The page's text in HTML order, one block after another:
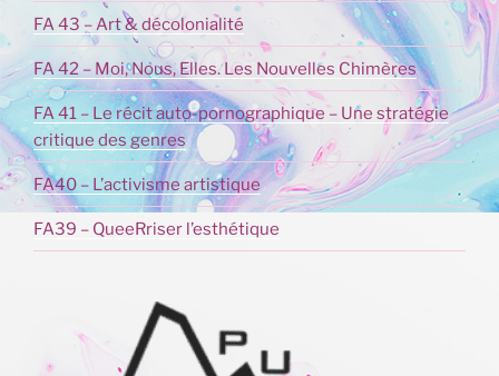
FA 43 – Art & décolonialité
FA 42 – Moi, Nous, Elles. Les Nouvelles Chimères
FA 41 – Le récit auto-pornographique – Une stratégie
critique des genres
FA40 – L’activisme artistique
FA39 – QueeRriser l’esthétique